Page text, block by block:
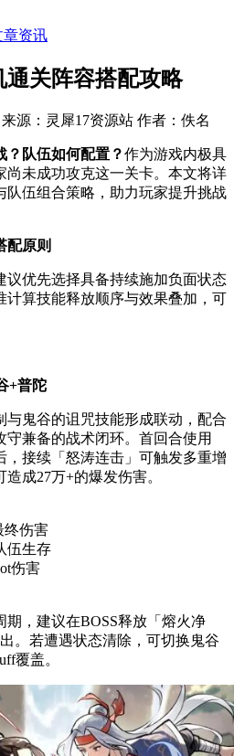
章资讯
关阵容搭配攻略
来源：灵犀17资源站 作者：佚名
？队伍如何配置？作为游戏内极具
尚未成功攻克这一关卡。本文将详
队伍组合策略，助力玩家提升挑战
配原则
议优先选择具备持续施加负面状态
计算技能释放顺序与效果叠加，可
+普陀
与鬼谷的诅咒技能形成联动，配合
兼备的战术闭环。首回合使用
，接续「怒涛连击」可触发多重增
成27万+的爆发伤害。
终伤害
伍生存
伤害
，建议在BOSS释放「熔火净
。若遭遇状态清除，可切换鬼谷
覆盖。